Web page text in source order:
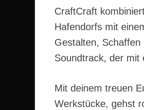
CraftCraft
Hafendorfs mit
Gestalten,
Soundtrack, der mit
Mit deinem treuen
Werkstücke, gehst